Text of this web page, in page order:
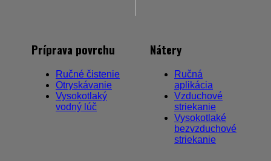
Príprava povrchu
Ručné čistenie
Otryskávanie
Vysokotlaký
vodný lúč
Nátery
Ručná
aplikácia
Vzduchové
striekanie
Vysokotlaké
bezvzduchové
striekanie